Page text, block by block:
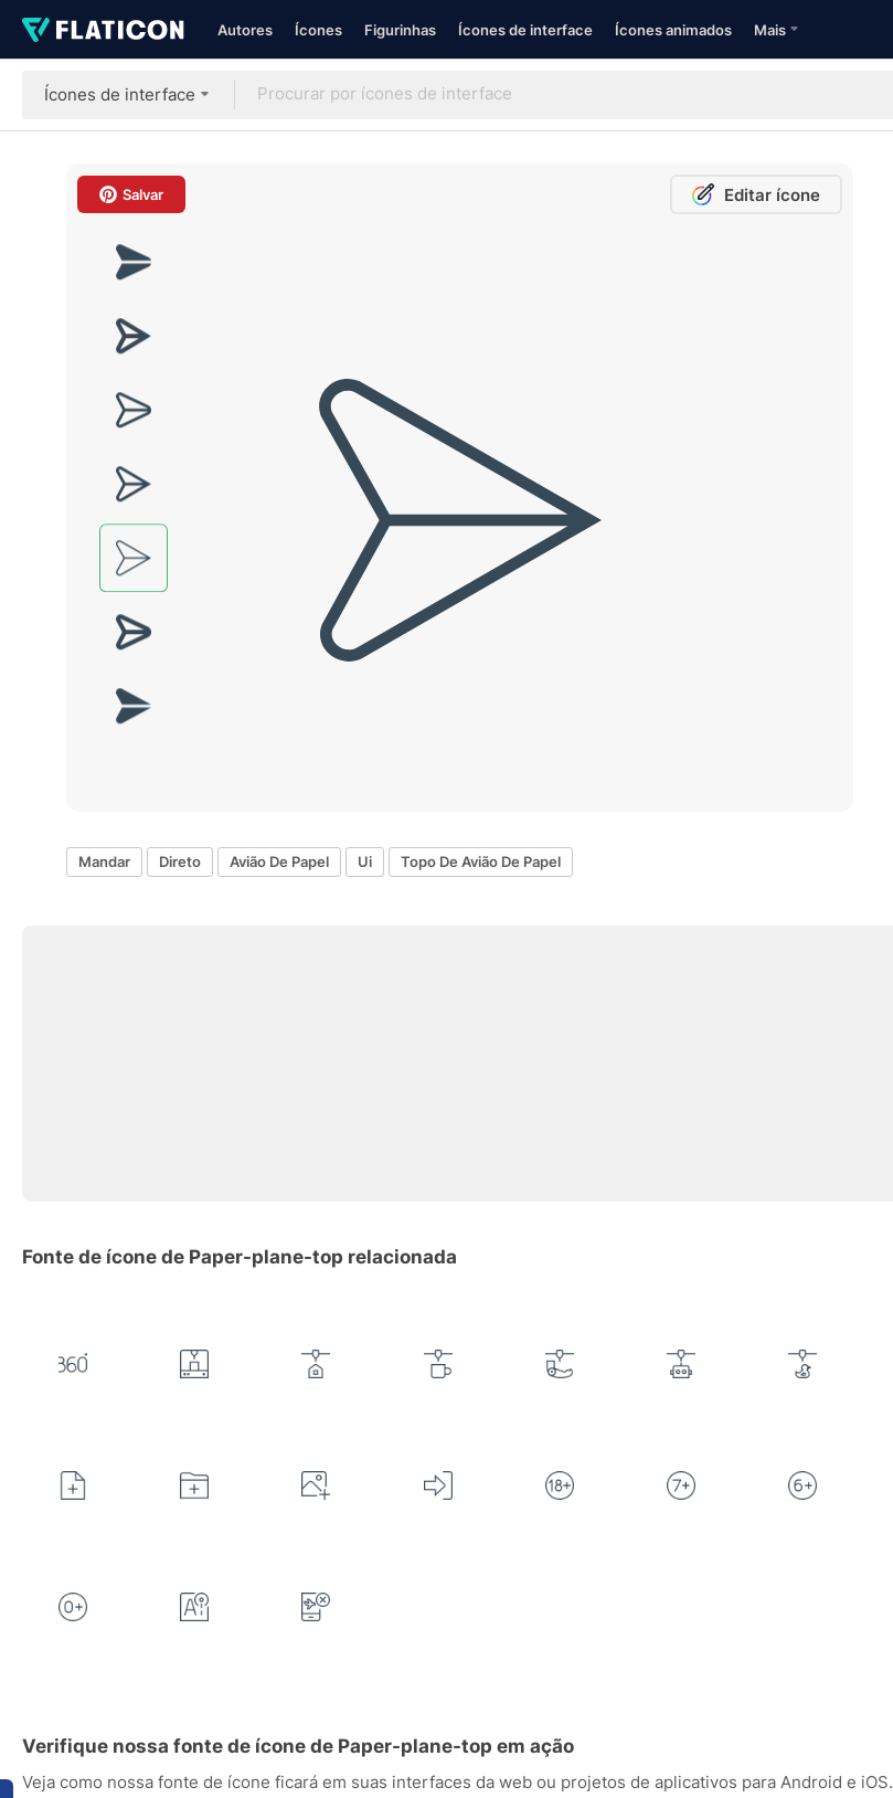
Autores Ícones Figurinhas Ícones de interface Ícones animados Mais
Ícones de interface
Salvar Editar ícone
Mandar Direto Avião De Papel Ui Topo De Avião De Papel
Fonte de ícone de Paper-plane-top relacionada
Verifique nossa fonte de ícone de Paper-plane-top em ação
Veja como nossa fonte de ícone ficará em suas interfaces da web ou projetos de aplicativos para Android e iOS.